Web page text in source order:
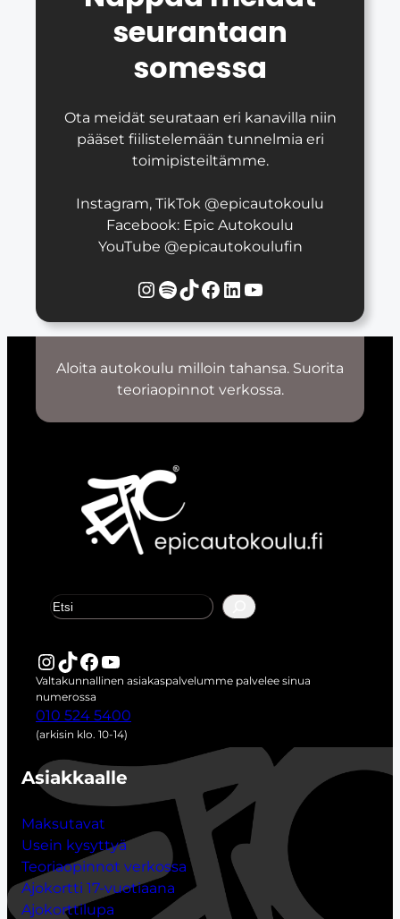
seurantaan
somessa
Ota meidät seurataan eri kanavilla niin
pääset fiilistelemään tunnelmia eri
toimipisteiltämme.
Instagram, TikTok @epicautokoulu
Facebook: Epic Autokoulu
YouTube @epicautokoulufin
Instagram
Spotify
TikTok
Facebook
LinkedIn
YouTube
Aloita autokoulu milloin tahansa. Suorita
teoriaopinnot verkossa.
InstagramTikTok Facebook YouTube
Valtakunnallinen asiakaspalvelumme palvelee sinua
numerossa
010 524 5400
(arkisin klo. 10-14)
Asiakkaalle
Maksutavat
Usein kysyttyä
Teoriaopinnot verkossa
Ajokortti 17-vuotiaana
Ajokorttilupa